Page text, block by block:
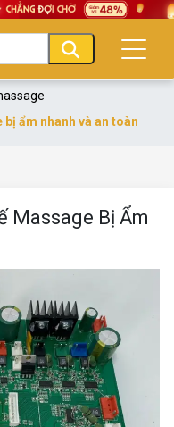
ẩm nhanh và an toàn
Massage Bị Ẩm